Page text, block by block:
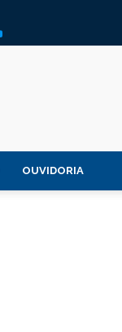
OUVIDORIA